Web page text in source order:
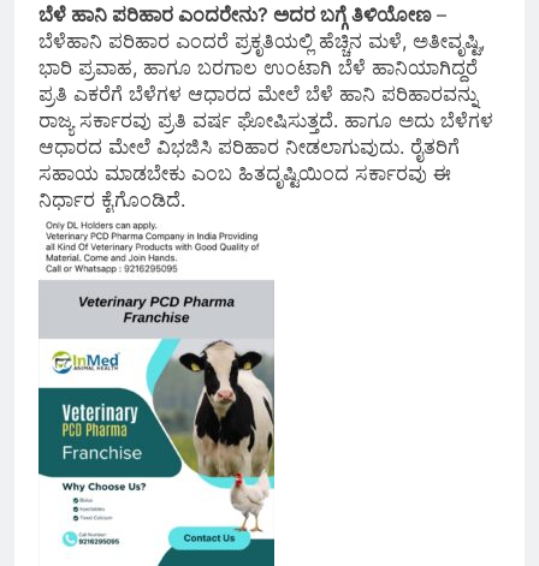
ಬೆಳೆ ಹಾನಿ ಪರಿಹಾರ ಎಂದರೇನು? ಅದರ ಬಗ್ಗೆ ತಿಳಿಯೋಣ –
ಬೆಳೆಹಾನಿ ಪರಿಹಾರ ಎಂದರೆ ಪ್ರಕೃತಿಯಲ್ಲಿ ಹೆಚ್ಚಿನ ಮಳೆ, ಅತೀವೃಷ್ಟಿ,
ಭಾರಿ ಪ್ರವಾಹ, ಹಾಗೂ ಬರಗಾಲ ಉಂಟಾಗಿ ಬೆಳೆ ಹಾನಿಯಾಗಿದ್ದರೆ
ಪ್ರತಿ ಎಕರೆಗೆ ಬೆಳೆಗಳ ಆಧಾರದ ಮೇಲೆ ಬೆಳೆ ಹಾನಿ ಪರಿಹಾರವನ್ನು
ರಾಜ್ಯ ಸರ್ಕಾರವು ಪ್ರತಿ ವರ್ಷ ಘೋಷಿಸುತ್ತದೆ. ಹಾಗೂ ಅದು ಬೆಳೆಗಳ
ಆಧಾರದ ಮೇಲೆ ವಿಭಜಿಸಿ ಪರಿಹಾರ ನೀಡಲಾಗುವುದು. ರೈತರಿಗೆ
ಸಹಾಯ ಮಾಡಬೇಕು ಎಂಬ ಹಿತದೃಷ್ಟಿಯಿಂದ ಸರ್ಕಾರವು ಈ
ನಿರ್ಧಾರ ಕೈಗೊಂಡಿದೆ.